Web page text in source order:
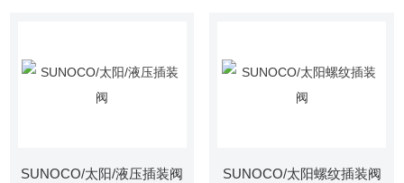
持着良好的业务关系 。SUNOCO/
太阳螺纹插装阀
SUNOCO/太阳/液压插装阀 SUNOCO/太阳螺纹插装阀